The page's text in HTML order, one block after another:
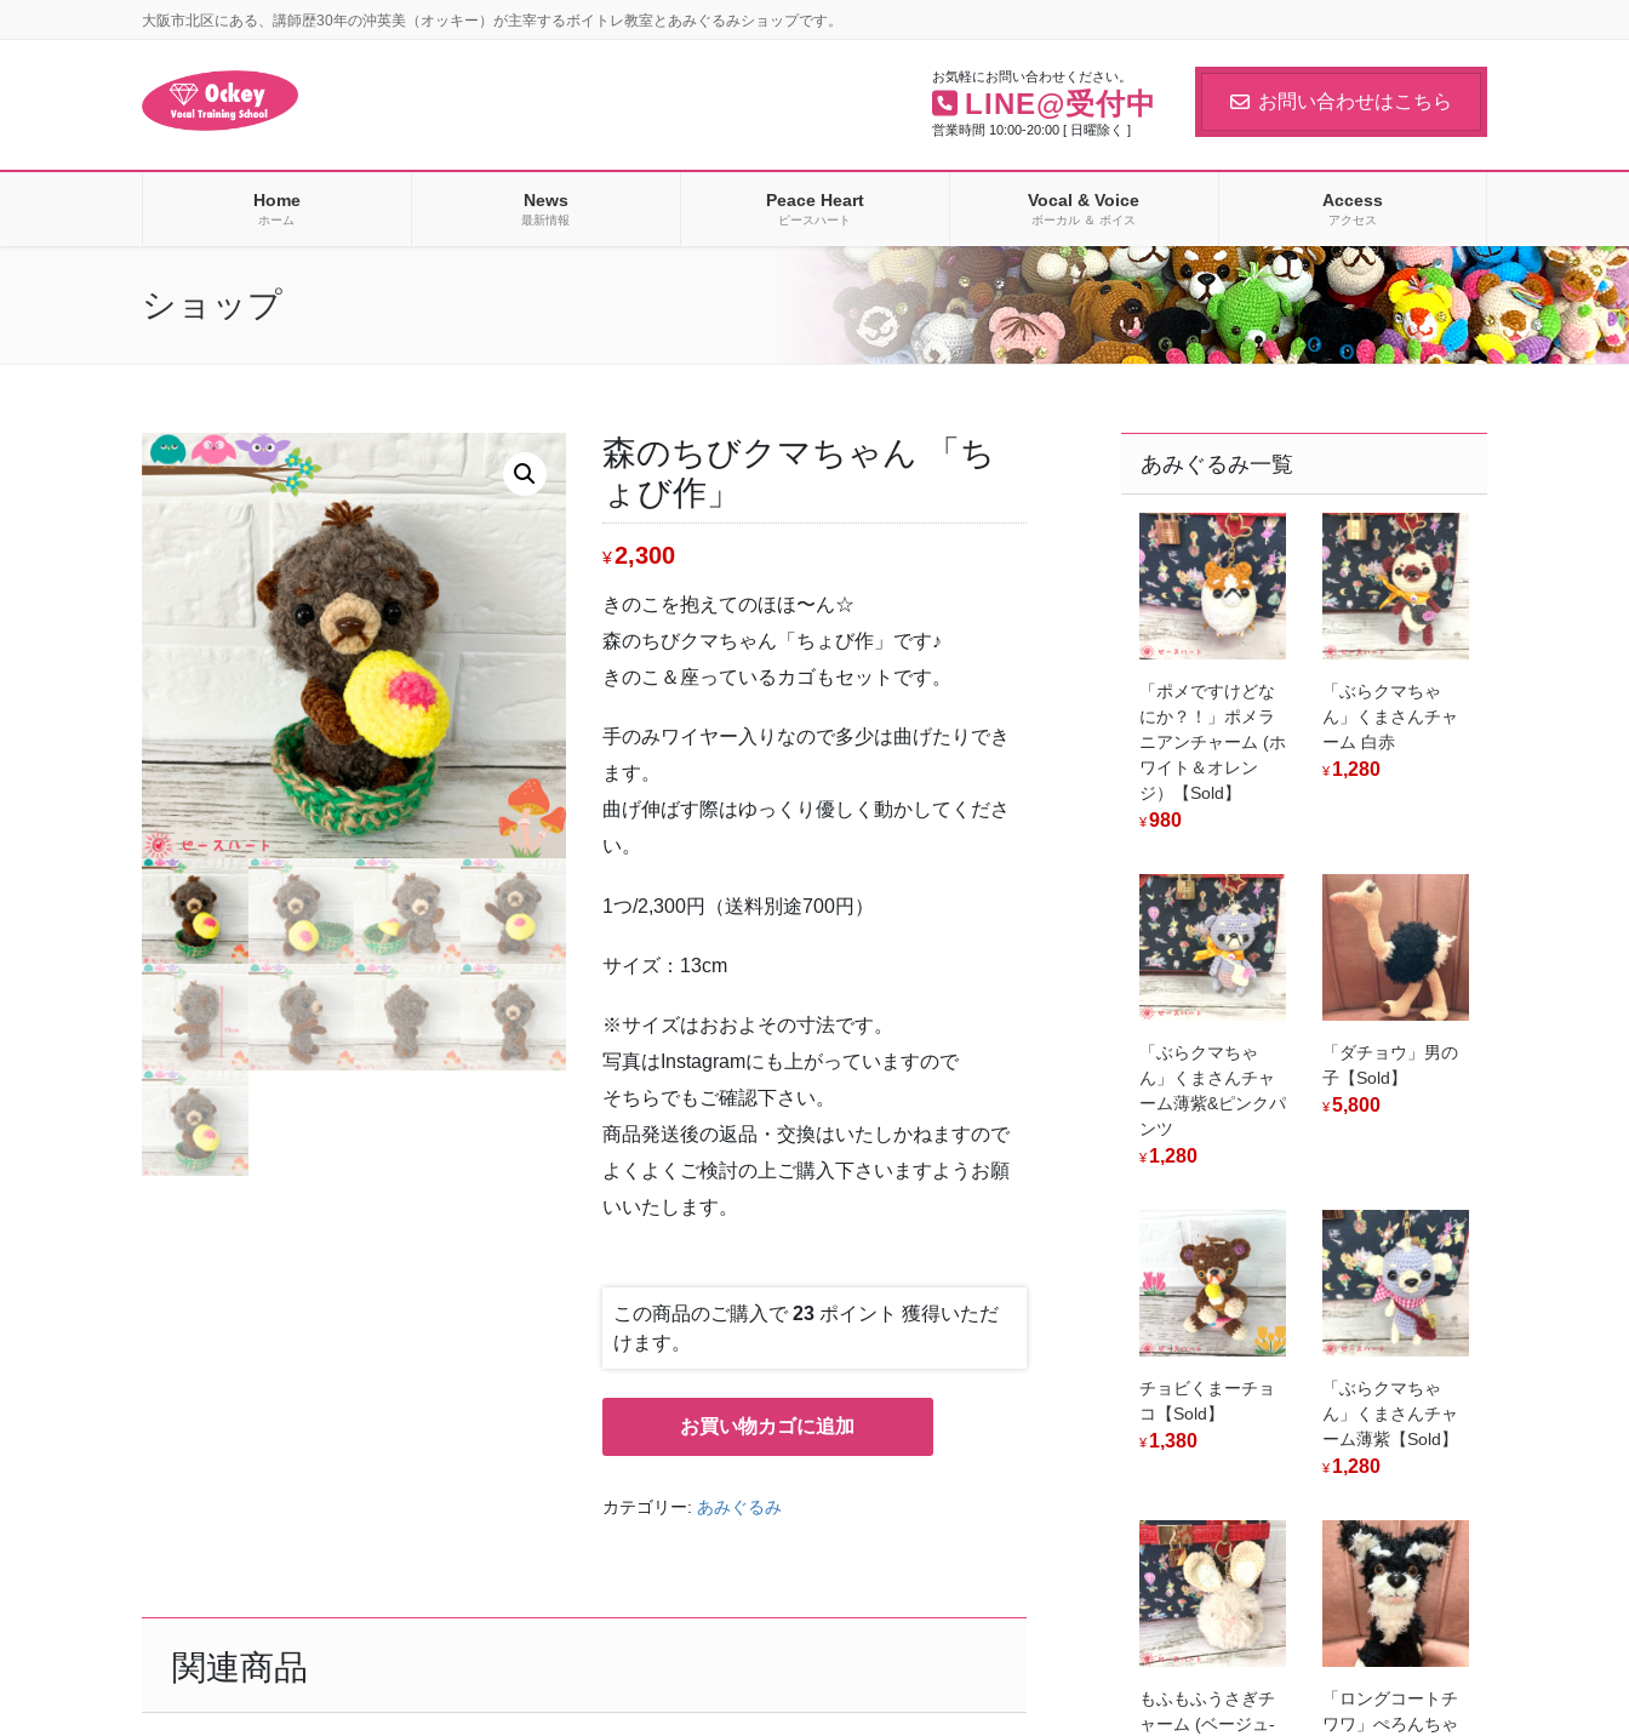
大阪市北区にある、講師歴30年の沖英美（オッキー）が主宰するボイトレ教室とあみぐるみショップです。
お気軽にお問い合わせください。
LINE@受付中
営業時間 10:00-20:00 [ 日曜除く ]
お問い合わせはこちら
Home
ホーム
News
最新情報
Peace Heart
ピースハート
Vocal & Voice
ボーカル ＆ ボイス
Access
アクセス
ショップ
森のちびクマちゃん 「ち
ょび作」
¥2,300
きのこを抱えてのほほ〜ん☆
森のちびクマちゃん「ちょび作」です♪
きのこ＆座っているカゴもセットです。
手のみワイヤー入りなので多少は曲げたりでき
ます。
曲げ伸ばす際はゆっくり優しく動かしてくださ
い。
1つ/2,300円（送料別途700円）
サイズ：13cm
※サイズはおおよその寸法です。
写真はInstagramにも上がっていますので
そちらでもご確認下さい。
商品発送後の返品・交換はいたしかねますので
よくよくご検討の上ご購入下さいますようお願
いいたします。
この商品のご購入で23 ポイント 獲得いただ
けます。
お買い物カゴに追加
カテゴリー: あみぐるみ
関連商品
あみぐるみ一覧
「ポメですけどな
にか？！」ポメラ
ニアンチャーム (ホ
ワイト＆オレン
ジ）【Sold】
¥980
「ぶらクマちゃ
ん」くまさんチャ
ーム 白赤
¥ 1,280
「ぶらクマちゃ
ん」くまさんチャ
ーム薄紫&ピンクパ
ンツ
¥ 1,280
「ダチョウ」男の
子【Sold】
¥5,800
チョビくまーチョ
コ【Sold】
¥ 1,380
「ぶらクマちゃ
ん」くまさんチャ
ーム薄紫【Sold】
¥ 1,280
もふもふうさぎチ
ャーム (ベージュ-
「ロングコートチ
ワワ」ぺろんちゃ